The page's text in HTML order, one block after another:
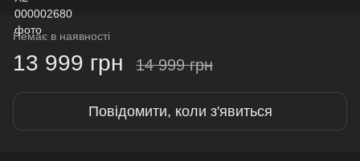
Немає в наявності
13 999 грн 14 999 грн
Повідомити, коли з'явиться